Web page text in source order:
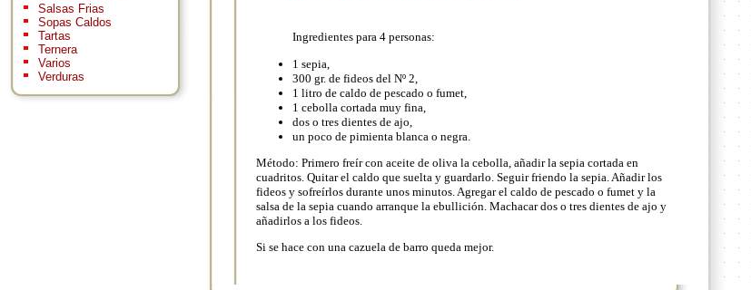
Salsas Frias
Sopas Caldos
Tartas
Ternera
Varios
Verduras
Ingredientes para 4 personas:
1 sepia,
300 gr. de fideos del Nº 2,
1 litro de caldo de pescado o fumet,
1 cebolla cortada muy fina,
dos o tres dientes de ajo,
un poco de pimienta blanca o negra.
Método: Primero freír con aceite de oliva la cebolla, añadir la sepia cortada en
cuadritos. Quitar el caldo que suelta y guardarlo. Seguir friendo la sepia. Añadir los
fideos y sofreírlos durante unos minutos. Agregar el caldo de pescado o fumet y la
salsa de la sepia cuando arranque la ebullición. Machacar dos o tres dientes de ajo y
añadirlos a los fideos.
Si se hace con una cazuela de barro queda mejor.